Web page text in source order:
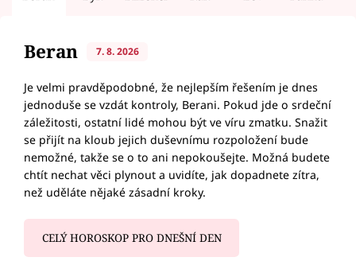
Beran 7. 8. 2026
Je velmi pravděpodobné, že nejlepším řešením je dnes
jednoduše se vzdát kontroly, Berani. Pokud jde o srdeční
záležitosti, ostatní lidé mohou být ve víru zmatku. Snažit
se přijít na kloub jejich duševnímu rozpoložení bude
nemožné, takže se o to ani nepokoušejte. Možná budete
chtít nechat věci plynout a uvidíte, jak dopadnete zítra,
než uděláte nějaké zásadní kroky.
CELÝ HOROSKOP PRO DNEŠNÍ DEN